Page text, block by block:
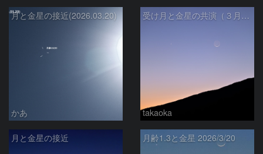
月と金星の接近(2026.03.20)
かあ
受け月と金星の共演（３月２０日）
takaoka
月と金星の接近 月齢1.3と金星 2026/3/20